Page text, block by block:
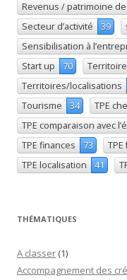
Revenus / patrimoine
Secteur d’activité
39
Sensibilisation à
Start up
70
Territoires/localisations
Tourisme
34 TPE
TPE comparaison avec
TPE finances
73
TPE localisation
41
THÉMATIQUES
A classer (1)
Accompagnement des